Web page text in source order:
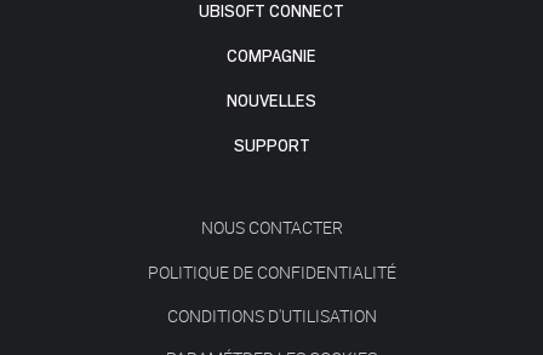
UBISOFT CONNECT
COMPAGNIE
NOUVELLES
SUPPORT
NOUS CONTACTER
POLITIQUE DE CONFIDENTIALITÉ
CONDITIONS D'UTILISATION